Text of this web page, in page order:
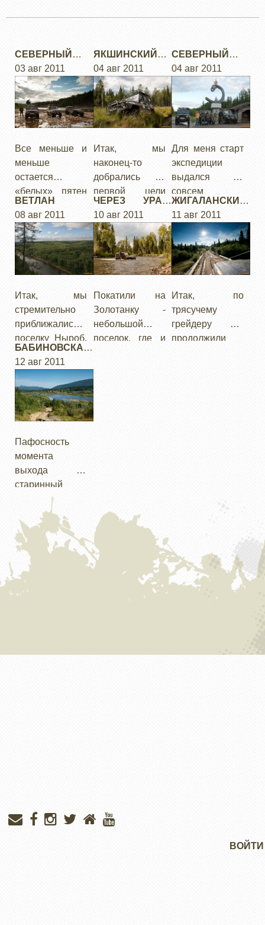
СЕВЕРНЫЙ
УРАЛ: ОБЩАЯ
ИНФОРМАЦИЯ
03 авг 2011
Все меньше и
меньше
остается
«белых» пятен
на карте
джиперских
маршрутов.
Карелия,
Кольский,
Онежский,
Мезень теперь
стандартные
варианты
внедорожных
экспедиций. А
это значит, что
пора двигаться
дальше и
открывать
Конечно же, это
должен быть
север и конечно
вне дорог.
ЯКШИНСКИЙ
ТРАКТ
04 авг 2011
Итак, мы
наконец-то
добрались до
первой цели
нашего
маршрута - к
старинному
торговому
Якшинскому
тракту
СЕВЕРНЫЙ
УРАЛ: ДОЕЗД
04 авг 2011
Для меня старт
экспедиции
выдался не
совсем
обычным – из-
за головняков
на работе
пришлось
собрать все
вещи за неделю
до старта. Хотя,
равно
ВЕТЛАН
08 авг 2011
Итак, мы
стремительно
приближались к
поселку Ныроб.
Еще за день мы
планировали
сделать дневку,
но после звонка
в Москву вдруг
выяснилось что
уже суббота, а
не пятница (как
нам казалось).
Это ж надо
было так
заотдыхать...
ЧЕРЕЗ УРАЛ:
ЗОЛОТАНКА
-КУТИМ
10 авг 2011
Покатили на
Золотанку -
небольшой
поселок, где и
Точнее, он
повернул в
сторону, мб и
куда то дальше
ЖИГАЛАНCКИЕ
ВОДОПАДЫ
11 авг 2011
Итак, по
трясучему
грейдеру мы
продолжили
БАБИНОВСКАЯ
ДОРОГА
12 авг 2011
Пафосность
момента
выхода на
старинный
тракт несколько
потерялась
среди свалки
города Кытлым.
Пробираемся
сквозь кучи
мусора и
выходим к
ВОЙТИ